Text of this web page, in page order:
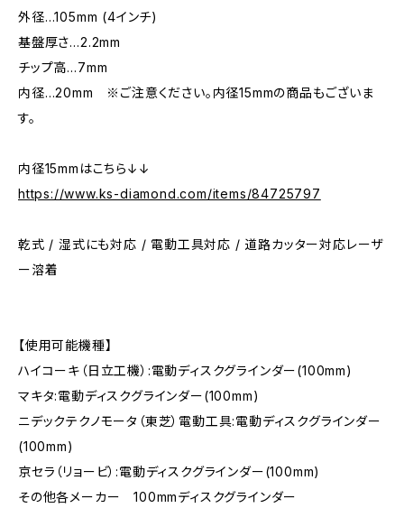
外径…105mm (4インチ)
基盤厚さ…2.2mm
チップ高…7mm
内径…20mm ※ご注意ください。内径15mmの商品もございま
す。
内径15mmはこちら↓↓
https://www.ks-diamond.com/items/84725797
乾式 / 湿式にも対応 / 電動工具対応 / 道路カッター対応レーザ
ー溶着
【使用可能機種】
ハイコーキ（日立工機）:電動ディスクグラインダー(100mm)
マキタ:電動ディスクグラインダー(100mm)
ニデックテクノモータ（東芝）電動工具:電動ディスクグラインダー
(100mm)
京セラ（リョービ）:電動ディスクグラインダー(100mm)
その他各メーカー 100mmディスクグラインダー